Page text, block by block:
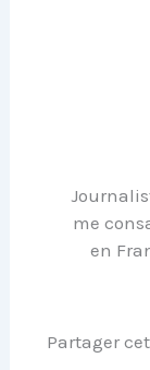
me
en
Partager